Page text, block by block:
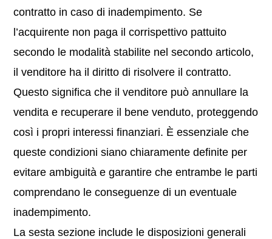
contratto in caso di inadempimento. Se
l’acquirente non paga il corrispettivo pattuito
secondo le modalità stabilite nel secondo articolo,
il venditore ha il diritto di risolvere il contratto.
Questo significa che il venditore può annullare la
vendita e recuperare il bene venduto, proteggendo
così i propri interessi finanziari. È essenziale che
queste condizioni siano chiaramente definite per
evitare ambiguità e garantire che entrambe le parti
comprendano le conseguenze di un eventuale
inadempimento.
La sesta sezione include le disposizioni generali